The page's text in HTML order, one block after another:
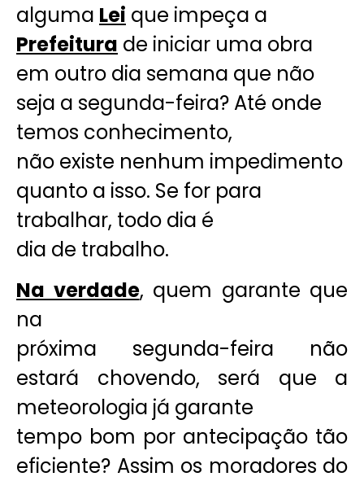
alguma Lei que impeça a
Prefeitura de iniciar uma obra
em outro dia semana que não
seja a segunda-feira? Até onde
temos conhecimento,
não existe nenhum impedimento
quanto a isso. Se for para
trabalhar, todo dia é
dia de trabalho.
Na verdade, quem garante que
na
próxima segunda-feira não
estará chovendo, será que a
meteorologia já garante
tempo bom por antecipação tão
eficiente? Assim os moradores do